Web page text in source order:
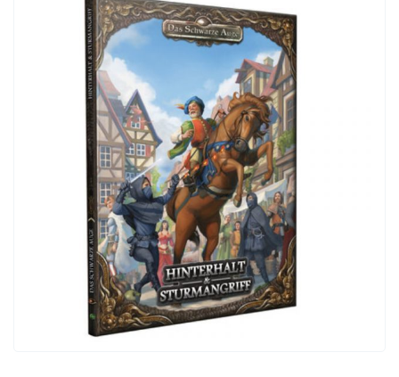
DAS SCHWARZE AUGE D&D PRIVATE EYE
SONSTIGE 0,00 €